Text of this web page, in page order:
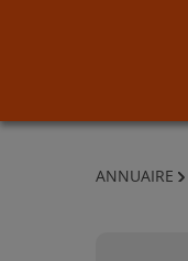
ANNUAIRE